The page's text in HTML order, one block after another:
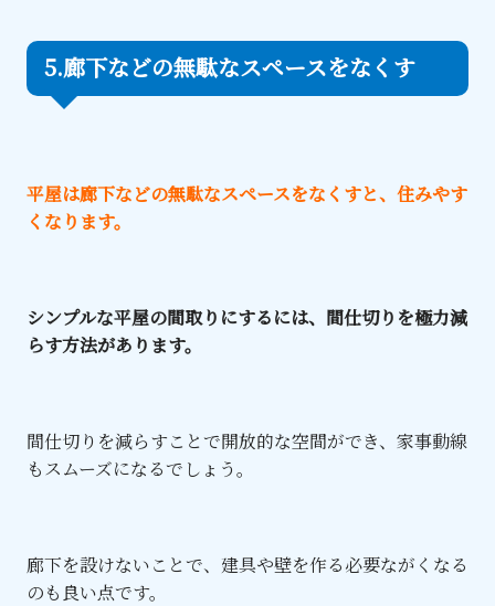
5.廊下などの無駄なスペースをなくす
平屋は廊下などの無駄なスペースをなくすと、住みやす
くなります。
シンプルな平屋の間取りにするには、間仕切りを極力減
らす方法があります。
間仕切りを減らすことで開放的な空間ができ、家事動線
もスムーズになるでしょう。
廊下を設けないことで、建具や壁を作る必要ながくなる
のも良い点です。